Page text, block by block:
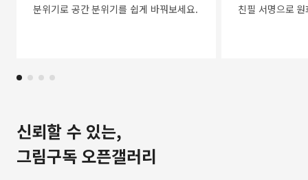
분위기로 공간 분위기를 쉽게 바꿔보세요.
친필 서명으로
신뢰할 수 있는,
그림구독 오픈갤러리